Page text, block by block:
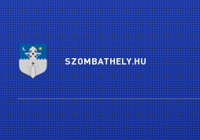
SZOMBATHELY.HU